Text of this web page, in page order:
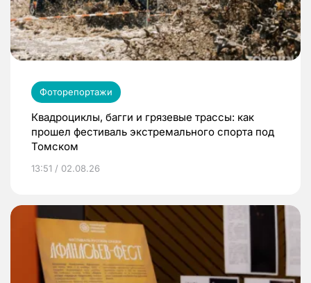
Фоторепортажи
Квадроциклы, багги и грязевые трассы: как
прошел фестиваль экстремального спорта под
Томском
13:51 / 02.08.26